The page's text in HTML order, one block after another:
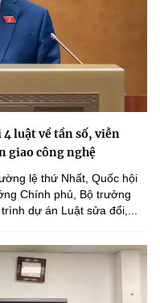
luật về tần số, viễn
giao công nghệ
lệ thứ Nhất, Quốc hội
Chính phủ, Bộ trưởng
dự án Luật sửa đổi,...